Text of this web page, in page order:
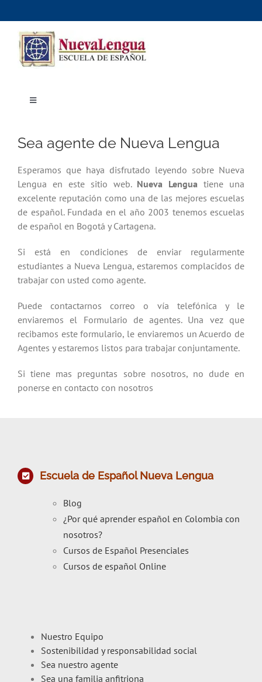
to
content
Toggle
Dónde estudiar
Actividades culturales
Precios e inscripciones
Contáctanos
Sea agente de Nueva Lengua
Esperamos que haya disfrutado leyendo sobre Nueva
Lengua en este sitio web. Nueva Lengua tiene una
excelente reputación como una de las mejores escuelas
de español. Fundada en el año 2003 tenemos escuelas
de español en Bogotá y Cartagena.
Si está en condiciones de enviar regularmente
estudiantes a Nueva Lengua, estaremos complacidos de
trabajar con usted como agente.
Puede contactarnos correo o vía telefónica y le
enviaremos el Formulario de agentes. Una vez que
recibamos este formulario, le enviaremos un Acuerdo de
Agentes y estaremos listos para trabajar conjuntamente.
Si tiene mas preguntas sobre nosotros, no dude en
ponerse en contacto con nosotros
Escuela de Español Nueva Lengua
Blog
¿Por qué aprender español en Colombia con
nosotros?
Cursos de Español Presenciales
Cursos de español Online
Nuestro Equipo
Sostenibilidad y responsabilidad social
Sea nuestro agente
Sea una familia anfitriona